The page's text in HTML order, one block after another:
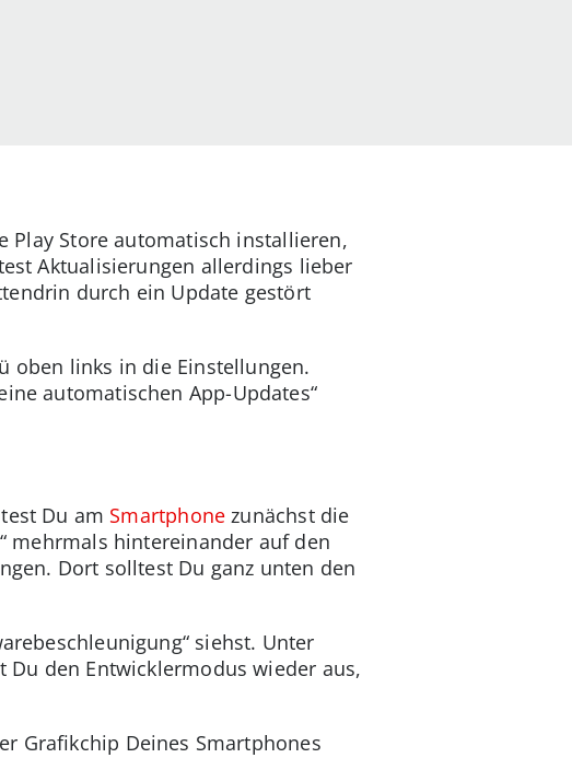
Play Store automatisch installieren,
Aktualisierungen allerdings lieber
durch ein Update gestört
oben links in die Einstellungen.
automatischen App-Updates“
Du am Smartphone zunächst die
mehrmals hintereinander auf den
Dort solltest Du ganz unten den
siehst. Unter
Du den Entwicklermodus wieder aus,
Grafikchip Deines Smartphones